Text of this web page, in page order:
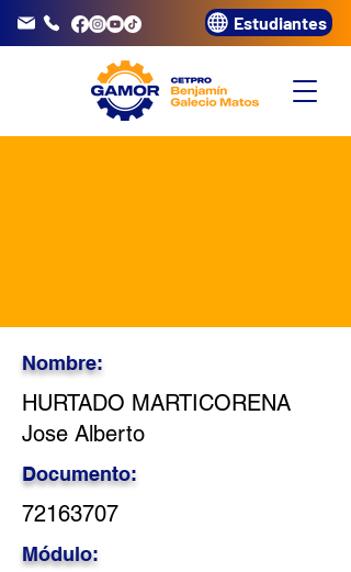
3320072 Estudiantes
Nombre:
HURTADO MARTICORENA
Jose Alberto
Documento:
72163707
Módulo: